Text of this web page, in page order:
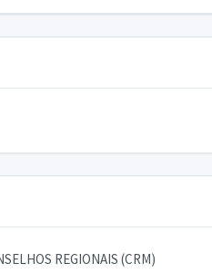
REGIONAIS (CRM)